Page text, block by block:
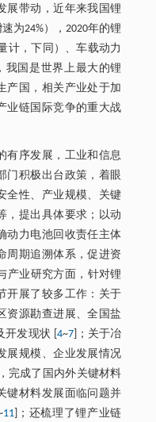
展带动，近年来我国锂
为24%），2020年的锂
计，下同）、车载动力
我国是世界上最大的锂
产国，相关产业处于加
业链国际竞争的重大战
有序发展，工业和信息
门积极出台政策，着眼
全性、产业规模、关键
，提出具体要求；以动
动力电池回收责任主体
周期追溯体系，促进资
产业研究方面，针对锂
开展了较多工作：关于
资源勘查进展、全国盐
发现状 [ 4~7]；关于冶
展规模、企业发展情况
完成了国内外关键材料
键材料发展面临问题并
11 ]；还梳理了锂产业链